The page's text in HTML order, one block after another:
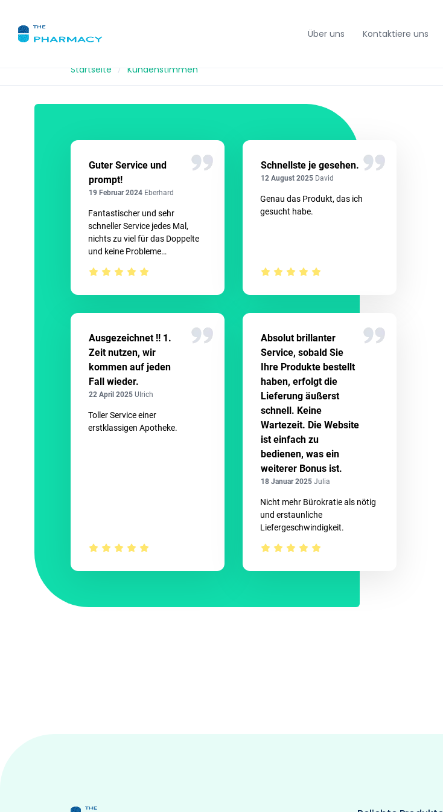
Über uns Kontaktiere uns
Startseite Kundenstimmen
Guter Service und
prompt!
19 Februar 2024 Eberhard
Fantastischer und sehr
schneller Service jedes Mal,
nichts zu viel für das Doppelte
und keine Probleme
Qualitätspreis.
Schnellste je gesehen.
12 August 2025 David
Genau das Produkt, das ich
gesucht habe.
Ausgezeichnet !! 1.
Zeit nutzen, wir
kommen auf jeden
Fall wieder.
22 April 2025 Ulrich
Toller Service einer
erstklassigen Apotheke.
Absolut brillanter
Service, sobald Sie
Ihre Produkte bestellt
haben, erfolgt die
Lieferung äußerst
schnell. Keine
Wartezeit. Die Website
ist einfach zu
bedienen, was ein
weiterer Bonus ist.
18 Januar 2025 Julia
Nicht mehr Bürokratie als nötig
und erstaunliche
Liefergeschwindigkeit.